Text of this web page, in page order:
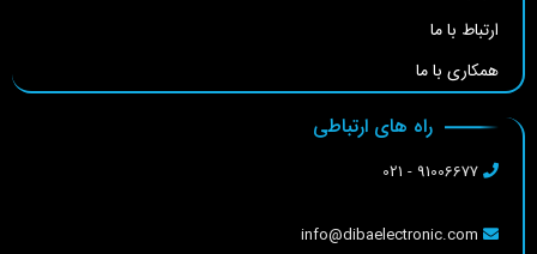
ارتباط با ما
همکاری با ما
راه های ارتباطی